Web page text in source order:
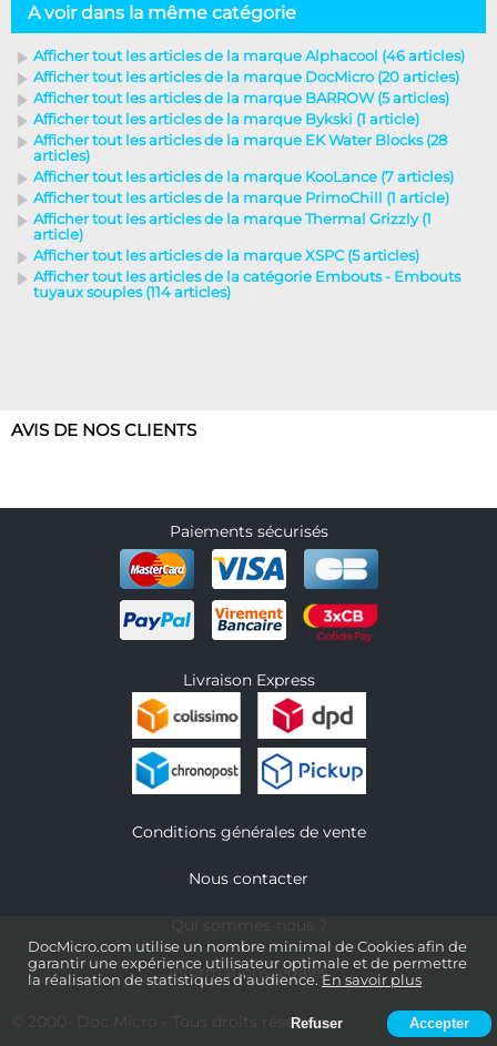
DocMicro.com utilise un nombre minimal de Cookies afin de
garantir une expérience utilisateur optimale et de permettre
la réalisation de statistiques d'audience. En savoir plus
Refuser Accepter
A voir dans la même catégorie
Afficher tout les articles de la marque Alphacool (46 articles)
Afficher tout les articles de la marque DocMicro (20 articles)
Afficher tout les articles de la marque BARROW (5 articles)
Afficher tout les articles de la marque Bykski (1 article)
Afficher tout les articles de la marque EK Water Blocks (28
articles)
Afficher tout les articles de la marque KooLance (7 articles)
Afficher tout les articles de la marque PrimoChill (1 article)
Afficher tout les articles de la marque Thermal Grizzly (1
article)
Afficher tout les articles de la marque XSPC (5 articles)
Afficher tout les articles de la catégorie Embouts - Embouts
tuyaux souples (114 articles)
AVIS DE NOS CLIENTS
Paiements sécurisés
Livraison Express
Conditions générales de vente
Nous contacter
Informations légales
- Tous droits réservés